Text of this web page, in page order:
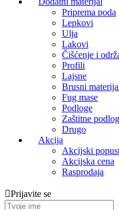
Priprema poda
Lepkovi
Ulja
Lakovi
Čišćenje i
Profili
Lajsne
Brusni
Fug mase
Podloge
Zaštitne
Drugo
Akcija
Akcijski
Akcijska cena
Rasprodaja
Prijavite se